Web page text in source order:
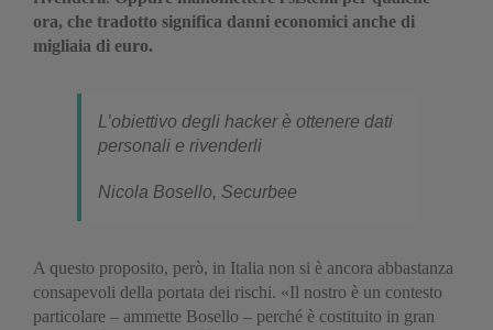
ora, che tradotto significa danni economici anche di
migliaia di euro.
L’obiettivo degli hacker è ottenere dati
personali e rivenderli
Nicola Bosello, Securbee
A questo proposito, però, in Italia non si è ancora abbastanza
consapevoli della portata dei rischi. «Il nostro è un contesto
particolare – ammette Bosello – perché è costituito in gran